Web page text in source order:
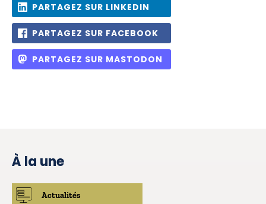
PARTAGEZ SUR LINKEDIN
PARTAGEZ SUR FACEBOOK
PARTAGEZ SUR MASTODON
À la une
Actualités